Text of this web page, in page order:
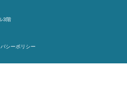
3階
シーポリシー